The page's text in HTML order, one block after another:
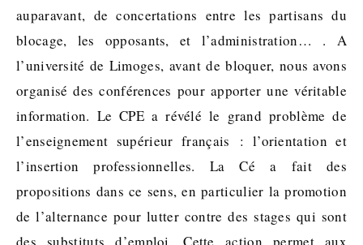
auparavant, de concertations entre les partisans du
blocage, les opposants, et l’administration… . A
l’université de Limoges, avant de bloquer, nous avons
organisé des conférences pour apporter une véritable
information. Le CPE a révélé le grand problème de
l’enseignement supérieur français : l’orientation et
l’insertion professionnelles. La Cé a fait des
propositions dans ce sens, en particulier la promotion
de l’alternance pour lutter contre des stages qui sont